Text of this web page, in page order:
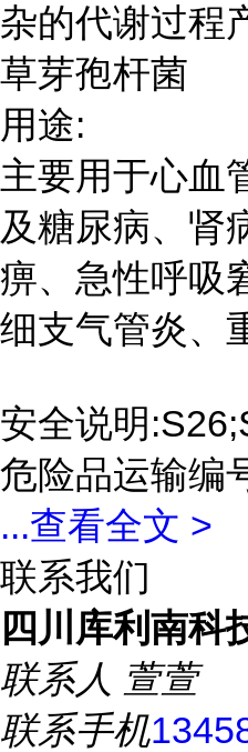
杂的代谢过程
草芽孢杆菌
用途:
主要用于心血
及糖尿病、肾
痹、急性呼吸
细支气管炎、
安全说明
危险品运输编
...查看全文 >
联系我们
四川库利南科
联系人 萱萱
联系手机